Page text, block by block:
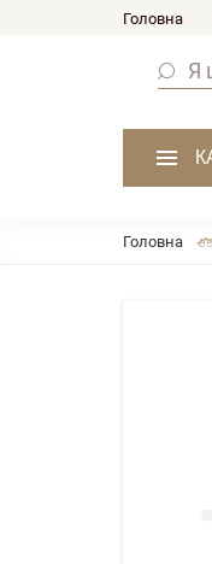
Головна
Головна